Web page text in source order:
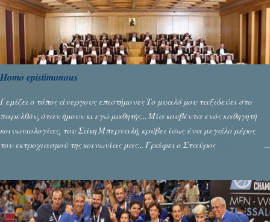
Homo epistimonous
Γεμίζει ο τόπος άνεργους επιστήμονες Το μυαλό μου ταξιδεύει στο
παρελθόν, όταν ήμουν κι εγώ μαθητής... Μία κουβέντα ενός καθηγητή
κοινωνιολογίας, του Σάκη Μπερναλή, κρύβει ίσως ένα μεγάλο μέρος
του εκτροχιασμού της κοινωνίας μας... Γράφει ο Σταύρος